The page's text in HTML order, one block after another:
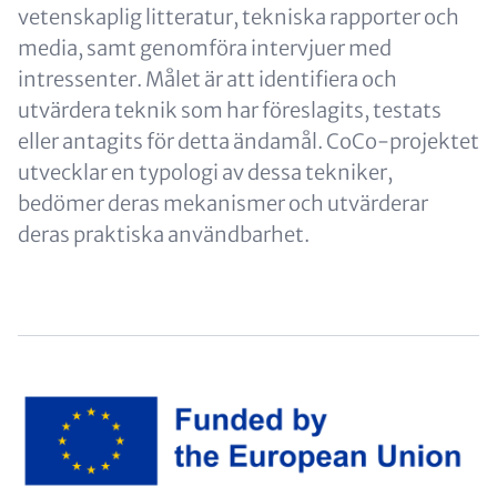
vetenskaplig litteratur, tekniska rapporter och
media, samt genomföra intervjuer med
intressenter. Målet är att identifiera och
utvärdera teknik som har föreslagits, testats
eller antagits för detta ändamål. CoCo-projektet
utvecklar en typologi av dessa tekniker,
bedömer deras mekanismer och utvärderar
deras praktiska användbarhet.
Image